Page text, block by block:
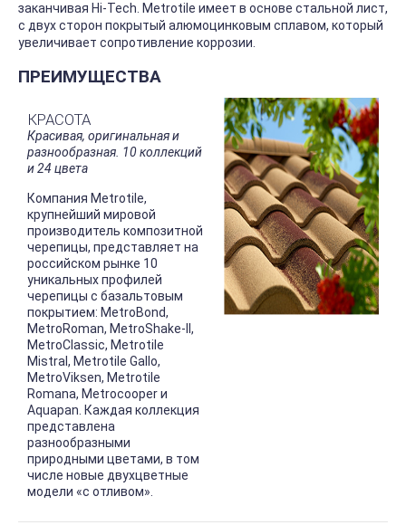
заканчивая Hi-Tech. Metrotile имеет в основе стальной лист,
с двух сторон покрытый алюмоцинковым сплавом, который
увеличивает сопротивление коррозии.
ПРЕИМУЩЕСТВА
КРАСОТА
Красивая, оригинальная и
разнообразная. 10 коллекций
и 24 цвета
Компания Metrotile,
крупнейший мировой
производитель композитной
черепицы, представляет на
российском рынке 10
уникальных профилей
черепицы с базальтовым
покрытием: MetroBond,
MetroRoman, MetroShake-II,
MetroClassic, Metrotile
Mistral, Metrotile Gallo,
MetroViksen, Metrotile
Romana, Metrocooper и
Aquapan. Каждая коллекция
представлена
разнообразными
природными цветами, в том
чиcле новые двухцветные
модели «с отливом».